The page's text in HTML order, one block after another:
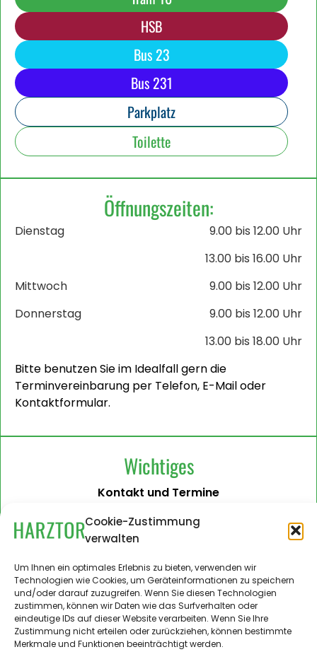
Cookie-Zustimmung
verwalten
Um Ihnen ein optimales Erlebnis zu bieten, verwenden wir
Technologien wie Cookies, um Geräteinformationen zu speichern
und/oder darauf zuzugreifen. Wenn Sie diesen Technologien
zustimmen, können wir Daten wie das Surfverhalten oder
eindeutige IDs auf dieser Website verarbeiten. Wenn Sie Ihre
Zustimmung nicht erteilen oder zurückziehen, können bestimmte
Merkmale und Funktionen beeinträchtigt werden.
HSB
Bus 23
Bus 231
Parkplatz
Toilette
Öffnungszeiten:
Dienstag
9.00 bis 12.00 Uhr
13.00 bis 16.00 Uhr
Mittwoch
9.00 bis 12.00 Uhr
Donnerstag
9.00 bis 12.00 Uhr
13.00 bis 18.00 Uhr
Bitte benutzen Sie im Idealfall gern die
Terminvereinbarung per Telefon, E-Mail oder
Kontaktformular.
Wichtiges
Kontakt und Termine
Barrierefreiheit
Impressum
Datenschutzerklärung
Administration
Harztor.de als Web-App
auf
iPhone und Android